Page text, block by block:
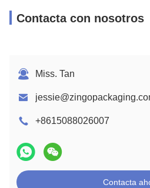
Contacta con nosotros
Miss. Tan
+8615088026007
Contacta